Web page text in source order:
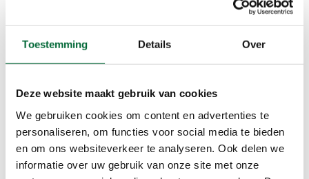
Toestemming Details Over
Deze website maakt gebruik van cookies
We gebruiken cookies om content en advertenties te
personaliseren, om functies voor social media te bieden
en om ons websiteverkeer te analyseren. Ook delen we
informatie over uw gebruik van onze site met onze